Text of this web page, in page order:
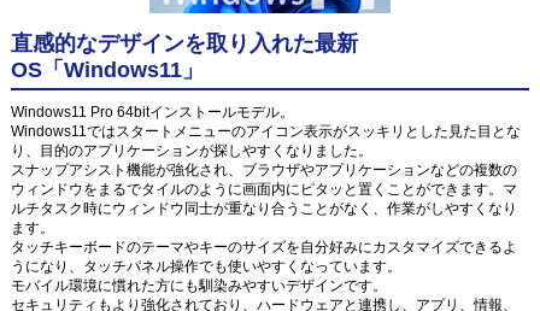
直感的なデザインを取り入れた最新
OS「Windows11」
Windows11 Pro 64bitインストールモデル。
Windows11ではスタートメニューのアイコン表示がスッキリとした見た目とな
り、目的のアプリケーションが探しやすくなりました。
スナップアシスト機能が強化され、ブラウザやアプリケーションなどの複数の
ウィンドウをまるでタイルのように画面内にピタッと置くことができます。マ
ルチタスク時にウィンドウ同士が重なり合うことがなく、作業がしやすくなり
ます。
タッチキーボードのテーマやキーのサイズを自分好みにカスタマイズできるよ
うになり、タッチパネル操作でも使いやすくなっています。
モバイル環境に慣れた方にも馴染みやすいデザインです。
セキュリティもより強化されており、ハードウェアと連携し、アプリ、情報、